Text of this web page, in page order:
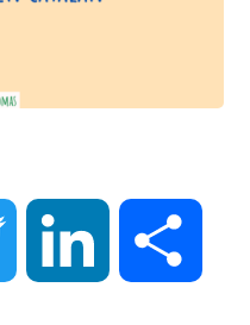
Twitter LinkedIn